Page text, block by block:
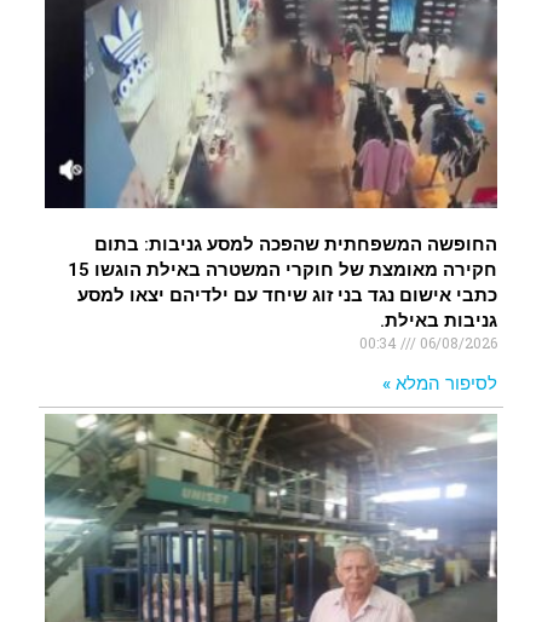
החופשה המשפחתית שהפכה למסע גניבות: בתום
חקירה מאומצת של חוקרי המשטרה באילת הוגשו 15
כתבי אישום נגד בני זוג שיחד עם ילדיהם יצאו למסע
גניבות באילת.
06/08/2026
לסיפור המלא »